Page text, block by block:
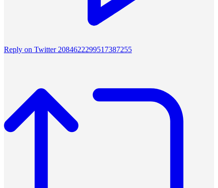
Reply on Twitter 2084622299517387255